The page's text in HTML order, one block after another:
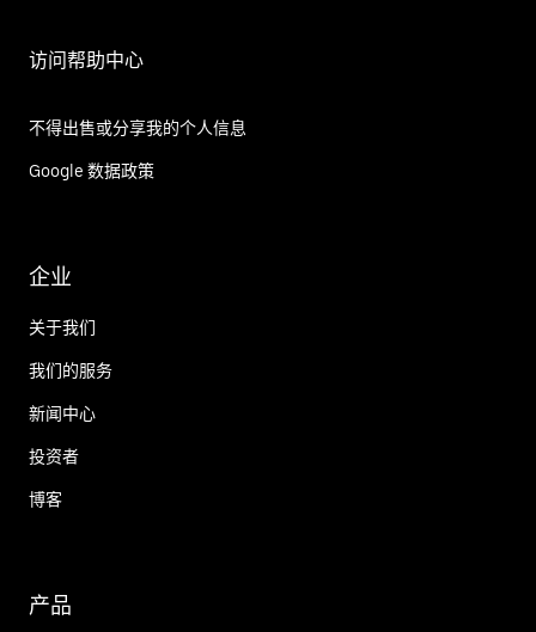
访问帮助中心
不得出售或分享我的个人信息
Google 数据政策
企业
关于我们
我们的服务
新闻中心
投资者
博客
产品